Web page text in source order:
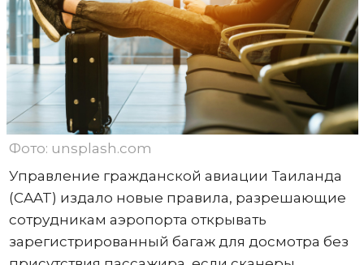
Фото: unsplash.com
Управление гражданской авиации Таиланда
(CAAT) издало новые правила, разрешающие
сотрудникам аэропорта открывать
зарегистрированный багаж для досмотра без